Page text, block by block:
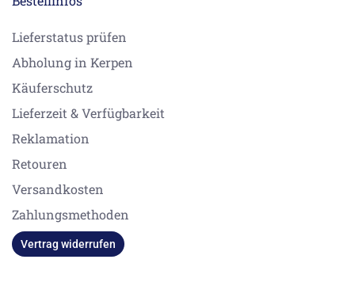
Lieferstatus prüfen
Abholung in Kerpen
Käuferschutz
Lieferzeit & Verfügbarkeit
Reklamation
Retouren
Versandkosten
Zahlungsmethoden
Vertrag widerrufen